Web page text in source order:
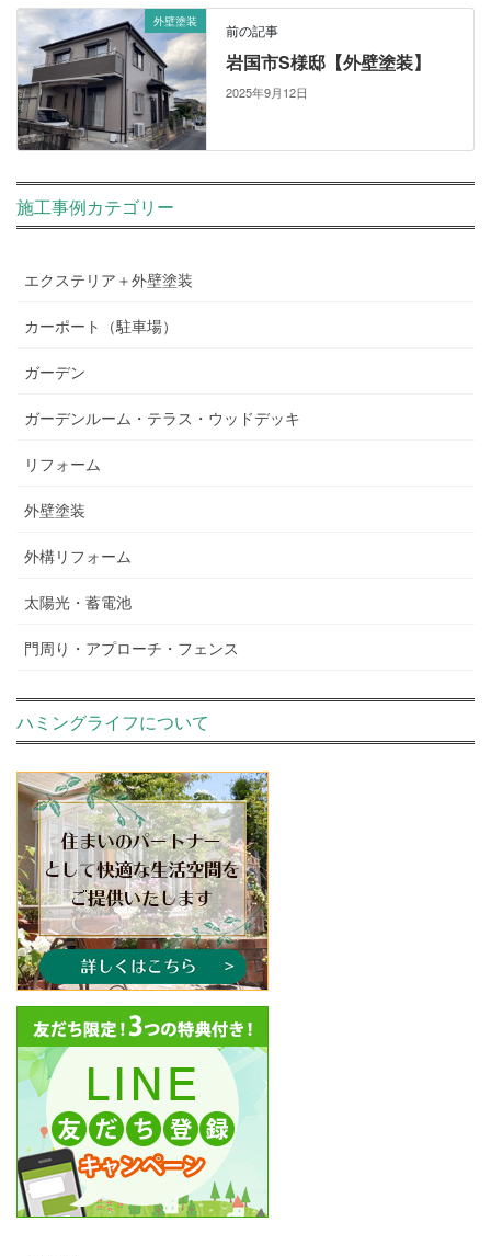
外壁塗装 前の記事
岩国市S様邸【外壁塗装】
2025年9月12日
施工事例カテゴリー
エクステリア＋外壁塗装
カーポート（駐車場）
ガーデン
ガーデンルーム・テラス・ウッドデッキ
リフォーム
外壁塗装
外構リフォーム
太陽光・蓄電池
門周り・アプローチ・フェンス
ハミングライフについて